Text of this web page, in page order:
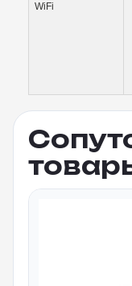
WiFi